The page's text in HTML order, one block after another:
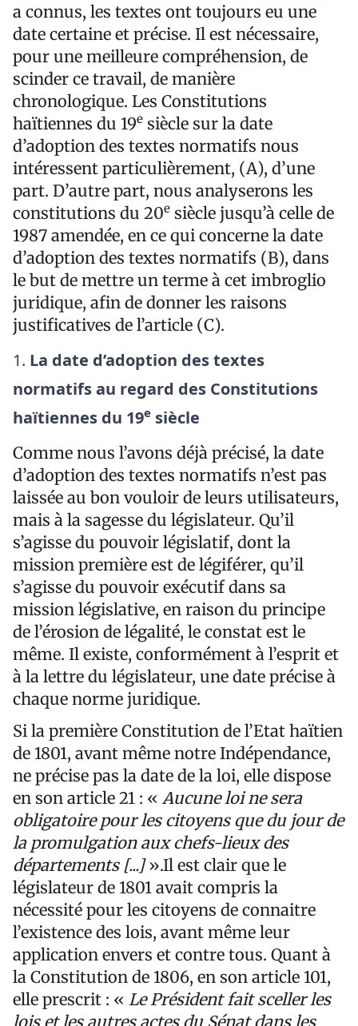
a connus, les textes ont toujours eu une
date certaine et précise. Il est nécessaire,
pour une meilleure compréhension, de
scinder ce travail, de manière
chronologique. Les Constitutions
haïtiennes du 19e siècle sur la date
d’adoption des textes normatifs nous
intéressent particulièrement, (A), d’une
part. D’autre part, nous analyserons les
constitutions du 20e siècle jusqu’à celle de
1987 amendée, en ce qui concerne la date
d’adoption des textes normatifs (B), dans
le but de mettre un terme à cet imbroglio
juridique, afin de donner les raisons
justificatives de l’article (C).
La date d’adoption des textes
normatifs au regard des Constitutions
haïtiennes du 19e siècle
Comme nous l’avons déjà précisé, la date
d’adoption des textes normatifs n’est pas
laissée au bon vouloir de leurs utilisateurs,
mais à la sagesse du législateur. Qu’il
s’agisse du pouvoir législatif, dont la
mission première est de légiférer, qu’il
s’agisse du pouvoir exécutif dans sa
mission législative, en raison du principe
de l’érosion de légalité, le constat est le
même. Il existe, conformément à l’esprit et
à la lettre du législateur, une date précise à
chaque norme juridique.
Si la première Constitution de l’Etat haïtien
de 1801, avant même notre Indépendance,
ne précise pas la date de la loi, elle dispose
en son article 21 : « Aucune loi ne sera
obligatoire pour les citoyens que du jour de
la promulgation aux chefs-lieux des
départements [...]».Il est clair que le
législateur de 1801 avait compris la
nécessité pour les citoyens de connaitre
l’existence des lois, avant même leur
application envers et contre tous. Quant à
la Constitution de 1806, en son article 101,
elle prescrit : « Le Président fait sceller les
lois et les autres actes du Sénat dans les